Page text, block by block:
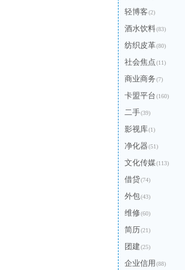
轻博客(2)
酒水饮料(83)
纺织皮革(80)
社会焦点(11)
商业商务(7)
卡盟平台(160)
二手(39)
影视库(1)
净化器(51)
文化传媒(113)
借贷(74)
外包(43)
维修(60)
简历(21)
团建(25)
企业信用 (88)